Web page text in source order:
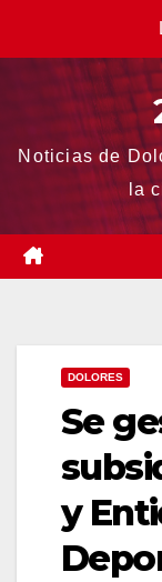
Noticias de
la
DOLORES
Se
y